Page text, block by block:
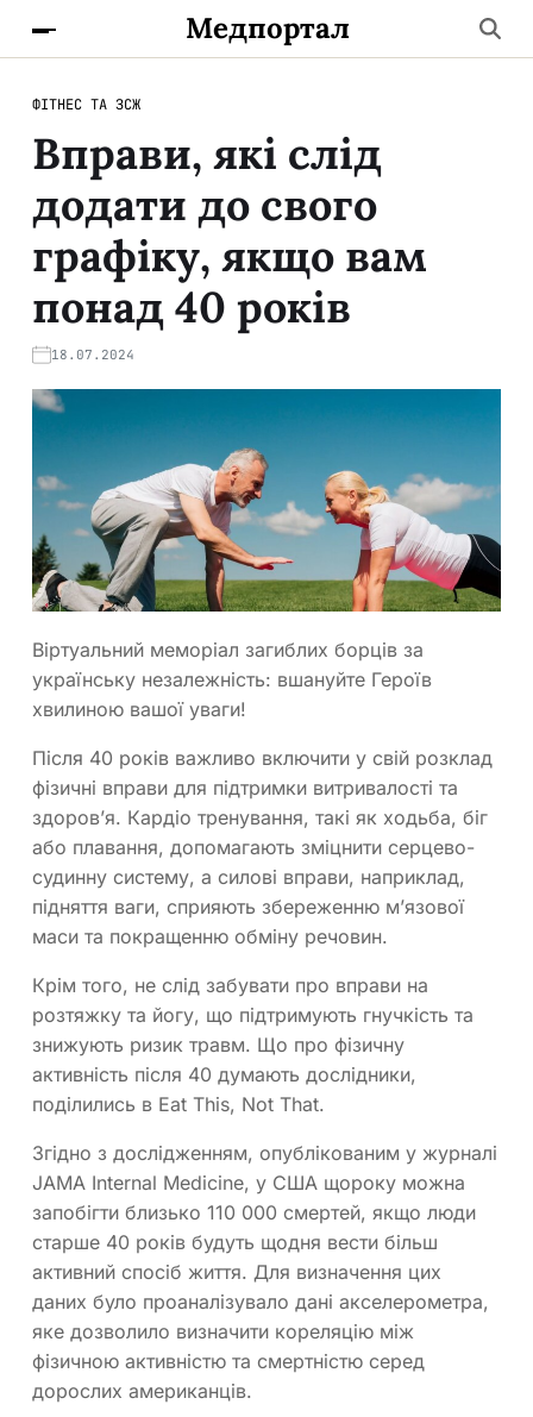
Медпортал
ФІТНЕС ТА ЗСЖ
Вправи, які слід
додати до свого
графіку, якщо вам
понад 40 років
18.07.2024
Віртуальний меморіал загиблих борців за
українську незалежність: вшануйте Героїв
хвилиною вашої уваги!
Після 40 років важливо включити у свій розклад
фізичні вправи для підтримки витривалості та
здоров’я. Кардіо тренування, такі як ходьба, біг
або плавання, допомагають зміцнити серцево-
судинну систему, а силові вправи, наприклад,
підняття ваги, сприяють збереженню м’язової
маси та покращенню обміну речовин.
Крім того, не слід забувати про вправи на
розтяжку та йогу, що підтримують гнучкість та
знижують ризик травм. Що про фізичну
активність після 40 думають дослідники,
поділились в Eat This, Not That.
Згідно з дослідженням, опублікованим у журналі
JAMA Internal Medicine, у США щороку можна
запобігти близько 110 000 смертей, якщо люди
старше 40 років будуть щодня вести більш
активний спосіб життя. Для визначення цих
даних було проаналізувало дані акселерометра,
яке дозволило визначити кореляцію між
фізичною активністю та смертністю серед
дорослих американців.